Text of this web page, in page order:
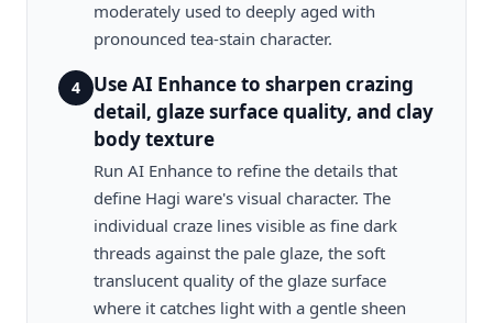
moderately used to deeply aged with
pronounced tea-stain character.
4
Use AI Enhance to sharpen crazing
detail, glaze surface quality, and clay
body texture
Run AI Enhance to refine the details that
define Hagi ware's visual character. The
individual craze lines visible as fine dark
threads against the pale glaze, the soft
translucent quality of the glaze surface
where it catches light with a gentle sheen